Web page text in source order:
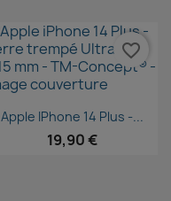
Aperçu rapide
Apple IPhone 14 Plus -...
19,90 €
favorite_border